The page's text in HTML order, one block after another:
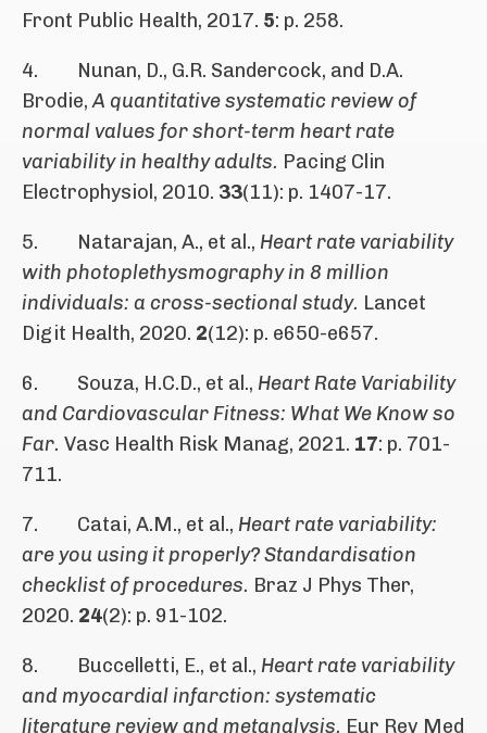
Front Public Health, 2017. 5: p. 258.
4. Nunan, D., G.R. Sandercock, and D.A.
Brodie,A quantitative systematic review of
normal values for short-term heart rate
variability in healthy adults. Pacing Clin
Electrophysiol, 2010. 33(11): p. 1407-17.
5. Natarajan, A., et al., Heart rate variability
with photoplethysmography in 8 million
individuals: a cross-sectional study. Lancet
Digit Health, 2020. 2(12): p. e650-e657.
6. Souza, H.C.D., et al., Heart Rate Variability
and Cardiovascular Fitness: What We Know so
Far. Vasc Health Risk Manag, 2021. 17: p. 701-
711.
7. Catai, A.M., et al., Heart rate variability:
are you using it properly? Standardisation
checklist of procedures. Braz J Phys Ther,
2020. 24(2): p. 91-102.
8. Buccelletti, E., et al., Heart rate variability
and myocardial infarction: systematic
literature review and metanalysis. Eur Rev Med